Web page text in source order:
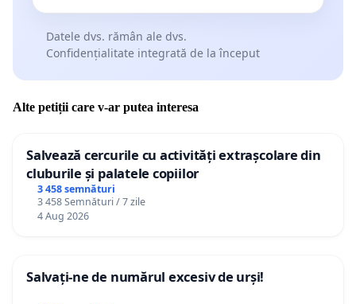
Datele dvs. rămân ale dvs.
Confidențialitate integrată de la început
Alte petiții care v-ar putea interesa
Salvează cercurile cu activități extrașcolare din
cluburile și palatele copiilor
3 458 semnături
3 458 Semnături / 7 zile
4 Aug 2026
Salvați-ne de numărul excesiv de urși!